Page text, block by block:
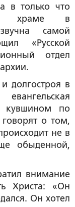
в только что
храме в
самой
«Русской
отдел
долгостроя в
кувшином по
о том,
не в
обыденной,
внимание
Христа: «Он
Он хотел